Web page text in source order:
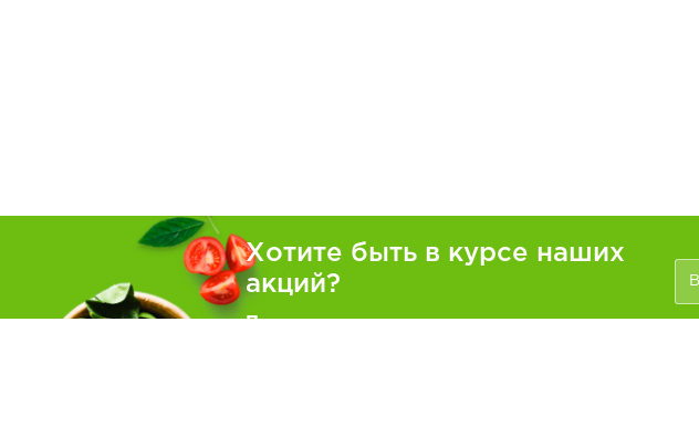
Хотите быть в курсе наших
акций?
Подпишитесь на рассылку